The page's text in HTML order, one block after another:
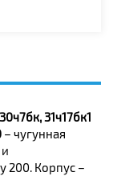
31ч17бк1
– чугунная
200. Корпус –